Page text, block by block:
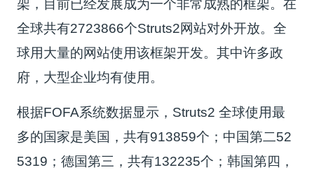
架，目前已经发展成为一个非常成熟的框架。在
全球共有2723866个Struts2网站对外开放。全
球用大量的网站使用该框架开发。其中许多政
府，大型企业均有使用。
根据FOFA系统数据显示，Struts2 全球使用最
多的国家是美国，共有913859个；中国第二52
5319；德国第三，共有132235个；韩国第四，